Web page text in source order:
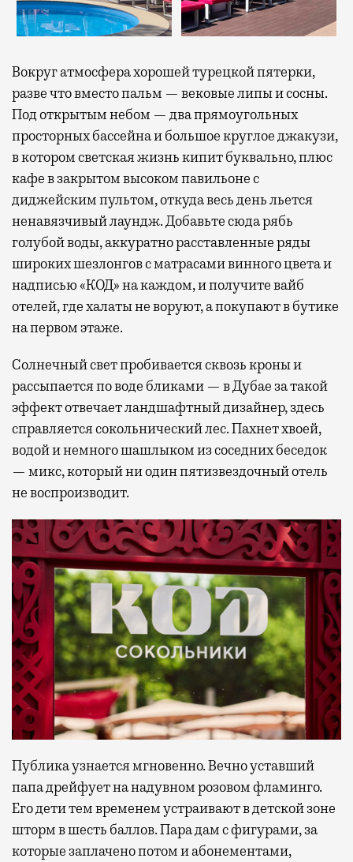
Вокруг атмосфера хорошей турецкой пятерки,
разве что вместо пальм — вековые липы и сосны.
Под открытым небом — два прямоугольных
просторных бассейна и большое круглое джакузи,
в котором светская жизнь кипит буквально, плюс
кафе в закрытом высоком павильоне с
диджейским пультом, откуда весь день льется
ненавязчивый лаундж. Добавьте сюда рябь
голубой воды, аккуратно расставленные ряды
широких шезлонгов с матрасами винного цвета и
надписью «КОД» на каждом, и получите вайб
отелей, где халаты не воруют, а покупают в бутике
на первом этаже.
Солнечный свет пробивается сквозь кроны и
рассыпается по воде бликами — в Дубае за такой
эффект отвечает ландшафтный дизайнер, здесь
справляется сокольнический лес. Пахнет хвоей,
водой и немного шашлыком из соседних беседок
— микс, который ни один пятизвездочный отель
не воспроизводит.
Публика узнается мгновенно. Вечно уставший
папа дрейфует на надувном розовом фламинго.
Его дети тем временем устраивают в детской зоне
шторм в шесть баллов. Пара дам с фигурами, за
которые заплачено потом и абонементами,